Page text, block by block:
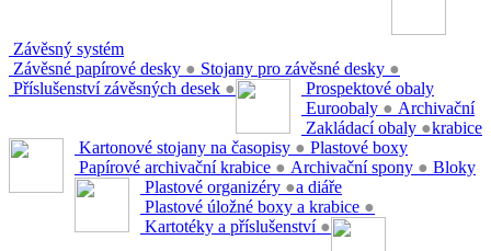
Závěsný systém
Závěsné papírové desky ● Stojany pro závěsné desky ●
Příslušenství závěsných desek ●
Prospektové obaly
Euroobaly ●
Zakládací obaly ●
Archivační
krabice
Kartonové stojany na časopisy ●
Papírové archivační krabice ● Archivační spony ●
Plastové boxy
Plastové organizéry ●
Plastové úložné boxy a krabice ●
Kartotéky a příslušenství ●
Bloky
a diáře